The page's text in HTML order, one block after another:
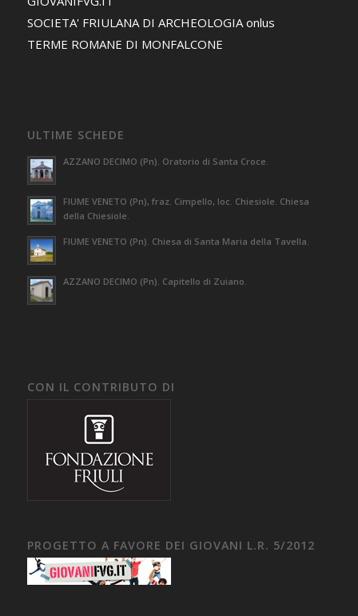
SOCIETA' FRIULANA DI ARCHEOLOGIA onlus
TERME ROMANE DI MONFALCONE
ULTIME SCHEDE
AZZANO DECIMO (Pn). Oratorio di Santa Croce.
FIUME VENETO (Pn), fraz. Cimpello, loc. Chiesiole. Chiesa
della Chiesiole.
FIUME VENETO (Pn). Chiesa di Santa Maria della Tavella.
AZZANO DECIMO (Pn). Capitello di Zuiano.
CON IL CONTRIBUTO DI
PROGETTO A FAVORE DEI GIOVANI L.R. 5/2012